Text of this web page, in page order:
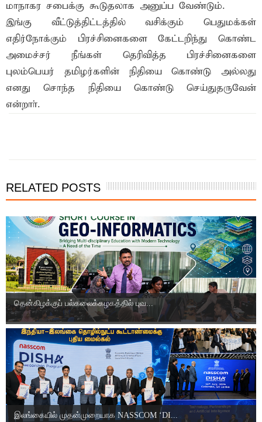
மாநாகர சபைக்கு கூடுதலாக அனுப்ப வேண்டும்.
இங்கு வீட்டுத்திட்டத்தில் வசிக்கும் பெதுமக்கள்
எதிர்நோக்கும் பிரச்சினைகளை கேட்டறிந்து கொண்ட
அமைச்சர் நீங்கள் தெரிவித்த பிரச்சினைகளை
புலம்பெயர் தமிழர்களின் நிதியை கொண்டு அல்லது
எனது சொந்த நிதியை கொண்டு செய்துதருவேன்
என்றாா்.
RELATED POSTS
தென்கிழக்குப் பல்கலைக்கழகத்தில் புவ...
இலங்கையில் முதன்முறையாக NASSCOM ‘DI...